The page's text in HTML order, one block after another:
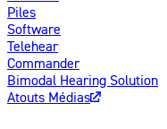
Piles
Software
Telehear
Commander
Bimodal Hearing Solution
Atouts Médias